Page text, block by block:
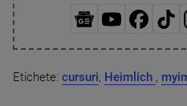
Etichete: cursuri, Heimlich ,